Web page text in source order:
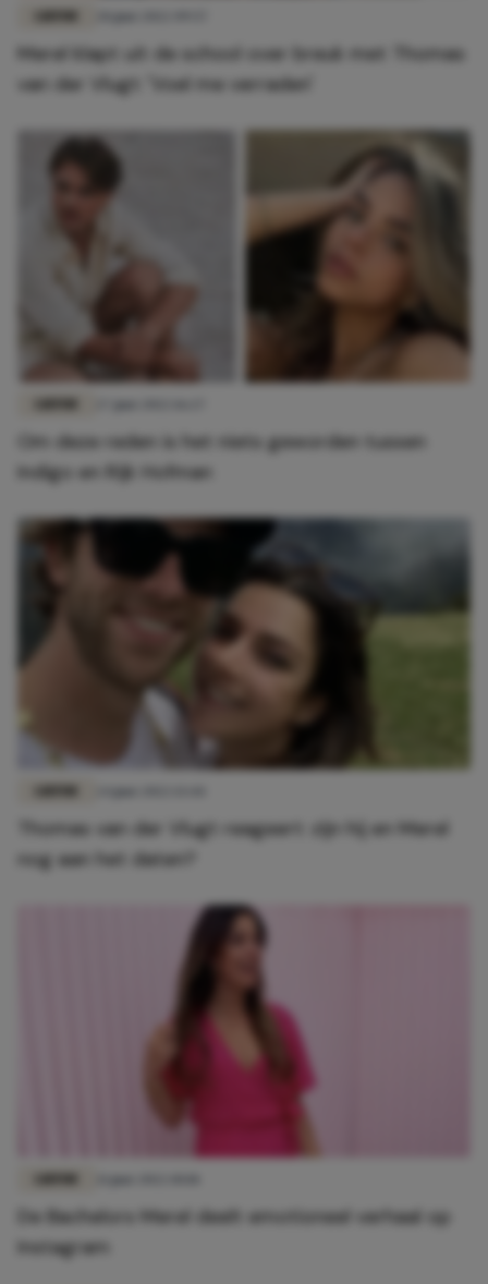
Merel klapt uit de school over breuk met Thomas
van der Vlugt: 'Voel me verraden'
Om deze reden is het niets geworden tussen
Indigo en Rijk Hofman
Thomas van der Vlugt reageert: zijn hij en Merel
nog aan het daten?
De Bachelors Merel deelt emotioneel verhaal op
Instagram